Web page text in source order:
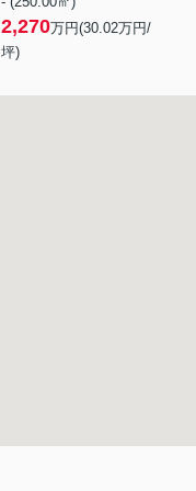
2,270万円(30.02万円/
坪)